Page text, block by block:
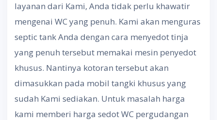
layanan dari Kami, Anda tidak perlu khawatir
mengenai WC yang penuh. Kami akan menguras
septic tank Anda dengan cara menyedot tinja
yang penuh tersebut memakai mesin penyedot
khusus. Nantinya kotoran tersebut akan
dimasukkan pada mobil tangki khusus yang
sudah Kami sediakan. Untuk masalah harga
kami memberi harga sedot WC pergudangan